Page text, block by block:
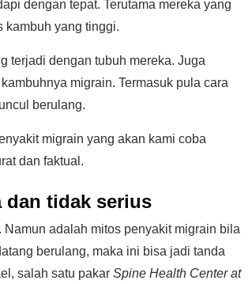
dengan tepat. Terutama mereka yang
kambuh yang tinggi.
terjadi dengan tubuh mereka. Juga
migrain. Termasuk pula cara
berulang.
migrain yang akan kami coba
dan faktual.
dan tidak serius
adalah mitos penyakit migrain bila
berulang, maka ini bisa jadi tanda
salah satu pakar Spine Health Center at